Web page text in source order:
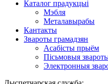
Каталог прадукцыі
Мэбля
Металавырабы
Кантакты
Звароты грамадзян
Асабісты прыём
Пісьмовыя
Электронныя